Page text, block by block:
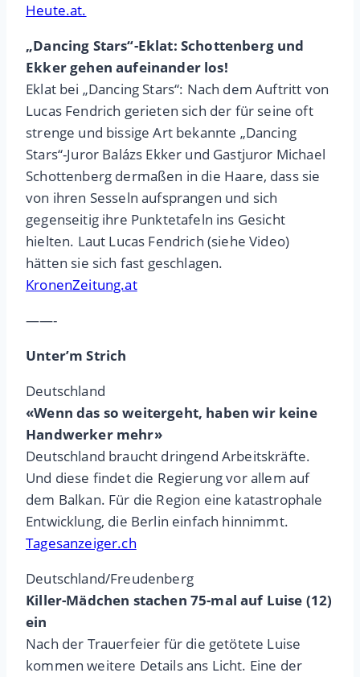
Heute.at.
„Dancing Stars“-Eklat: Schottenberg und
Ekker gehen aufeinander los!
Eklat bei „Dancing Stars“: Nach dem Auftritt von
Lucas Fendrich gerieten sich der für seine oft
strenge und bissige Art bekannte „Dancing
Stars“-Juror Balázs Ekker und Gastjuror Michael
Schottenberg dermaßen in die Haare, dass sie
von ihren Sesseln aufsprangen und sich
gegenseitig ihre Punktetafeln ins Gesicht
hielten. Laut Lucas Fendrich (siehe Video)
hätten sie sich fast geschlagen.
KronenZeitung.at
——-
Unter’m Strich
Deutschland
«Wenn das so weitergeht, haben wir keine
Handwerker mehr»
Deutschland braucht dringend Arbeitskräfte.
Und diese findet die Regierung vor allem auf
dem Balkan. Für die Region eine katastrophale
Entwicklung, die Berlin einfach hinnimmt.
Tagesanzeiger.ch
Deutschland/Freudenberg
Killer-Mädchen stachen 75-mal auf Luise (12)
ein
Nach der Trauerfeier für die getötete Luise
kommen weitere Details ans Licht. Eine der